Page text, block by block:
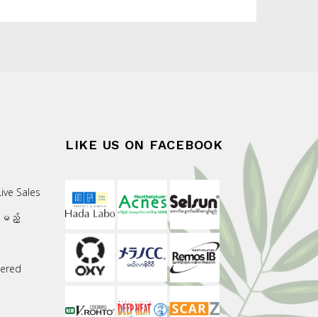
Sales
းမည့်
LIKE US ON FACEBOOK